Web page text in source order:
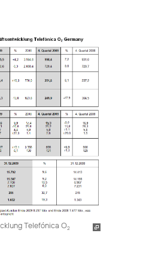
Telefónica O2